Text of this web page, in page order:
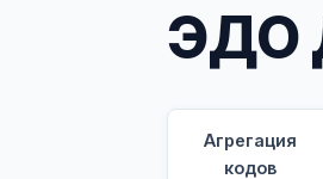
ЭДО
Агрегация
кодов